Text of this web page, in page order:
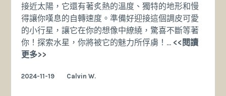
接近太陽，它還有著炙熱的溫度、獨特的地形和慢
得讓你嘆息的自轉速度。準備好迎接這個調皮可愛
的小行星，讓它在你的想像中繚繞，驚喜不斷等著
你！探索水星，你將被它的魅力所俘虜！… <<閱讀
更多>>
的….
2024-11-19 Calvin W.